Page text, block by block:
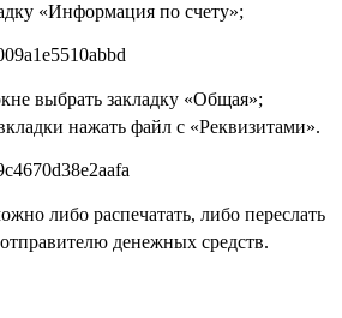
«Информация по счету»;
выбрать закладку «Общая»;
нажать файл с «Реквизитами».
либо распечатать, либо переслать
денежных средств.